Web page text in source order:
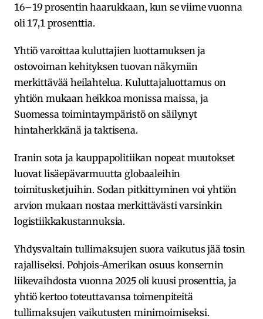
16–19 prosentin haarukkaan, kun se viime vuonna
oli 17,1 prosenttia.
Yhtiö varoittaa kuluttajien luottamuksen ja
ostovoiman kehityksen tuovan näkymiin
merkittävää heilahtelua. Kuluttajaluottamus on
yhtiön mukaan heikkoa monissa maissa, ja
Suomessa toimintaympäristö on säilynyt
hintaherkkänä ja taktisena.
Iranin sota ja kauppapolitiikan nopeat muutokset
luovat lisäepävarmuutta globaaleihin
toimitusketjuihin. Sodan pitkittyminen voi yhtiön
arvion mukaan nostaa merkittävästi varsinkin
logistiikkakustannuksia.
Yhdysvaltain tullimaksujen suora vaikutus jää tosin
rajalliseksi. Pohjois-Amerikan osuus konsernin
liikevaihdosta vuonna 2025 oli kuusi prosenttia, ja
yhtiö kertoo toteuttavansa toimenpiteitä
tullimaksujen vaikutusten minimoimiseksi.